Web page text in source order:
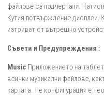
файлове са подчертани.
Кутия потвърждение дисплеи.
изтриват от вътрешно
Съвети и Предупреждения :
Music Приложението на
всички музикални файлове,
картата. Не конфигурация е